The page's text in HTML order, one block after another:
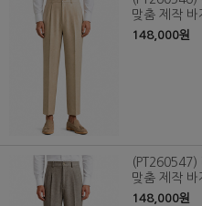
맞춤 제작 바
148,000원
(PT260547)
맞춤 제작 바
148,000원